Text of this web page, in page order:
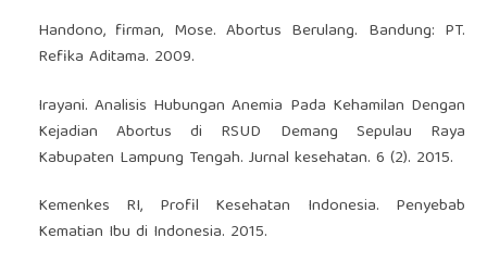
Handono, firman, Mose. Abortus Berulang. Bandung: PT.
Refika Aditama. 2009.
Irayani. Analisis Hubungan Anemia Pada Kehamilan Dengan
Kejadian Abortus di RSUD Demang Sepulau Raya
Kabupaten Lampung Tengah. Jurnal kesehatan. 6 (2). 2015.
Kemenkes RI, Profil Kesehatan Indonesia. Penyebab
Kematian Ibu di Indonesia. 2015.